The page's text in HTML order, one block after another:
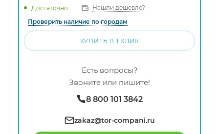
Достаточно
Нашли дешевле?
Проверить наличие по городам
КУПИТЬ В 1 КЛИК
Есть вопросы?
Звоните или пишите!
8 800 101 3842
zakaz@tor-compani.ru